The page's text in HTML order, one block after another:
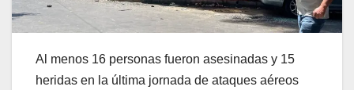
Al menos 16 personas fueron asesinadas y 15
heridas en la última jornada de ataques aéreos